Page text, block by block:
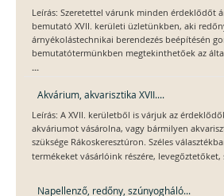
Leírás: Szeretettel várunk minden érdeklődőt
bemutató XVII. kerületi üzletünkben, aki
árnyékolástechnikai berendezés beépítésén
bemutatótermünkben megtekinthetőek az
...
Akvárium, akvarisztika XVII....
Leírás: A XVII. kerületből is várjuk az
akváriumot vásárolna, vagy bármilyen
szüksége Rákoskeresztúron. Széles
termékeket vásárlóink részére, levegőztetőket,
Napellenző, redőny, szúnyogháló...